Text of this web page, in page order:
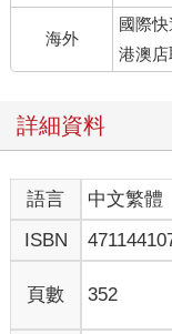
格，可以理解成是一
裡，我們甚至都能從
且在這部「文字紀錄
對這個世界的解讀跟
情」，那麼這本文字
定是一項回報率很高
前言
這是一本學習人生功
驗。
你們知道書跟網路文
海外
國際
港澳店
詳細資料
語言 中文繁體
ISBN
頁數 352